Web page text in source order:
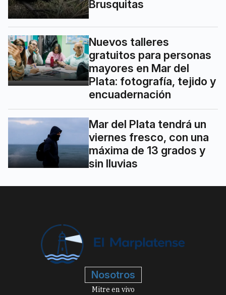
Brusquitas
Nuevos talleres
gratuitos para personas
mayores en Mar del
Plata: fotografía, tejido y
encuadernación
Mar del Plata tendrá un
viernes fresco, con una
máxima de 13 grados y
sin lluvias
Nosotros
Mitre en vivo